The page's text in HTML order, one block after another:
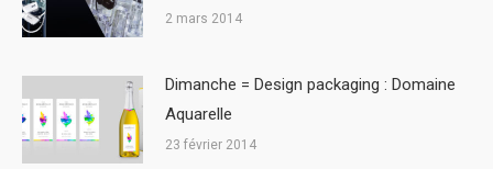
2 mars 2014
Dimanche = Design packaging : Domaine
Aquarelle
23 février 2014